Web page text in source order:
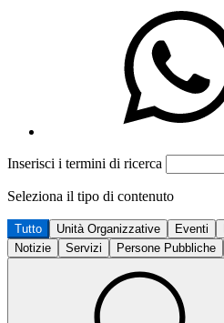
Inserisci i termini di ricerca
Seleziona il tipo di contenuto
Tutto Unità Organizzative Eventi
Notizie
Servizi Persone Pubbliche